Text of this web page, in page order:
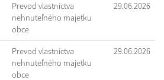
Prevod vlastníctva
nehnuteľného majetku
obce
29.06.2026
Prevod vlastníctva
nehnuteľného majetku
obce
29.06.2026